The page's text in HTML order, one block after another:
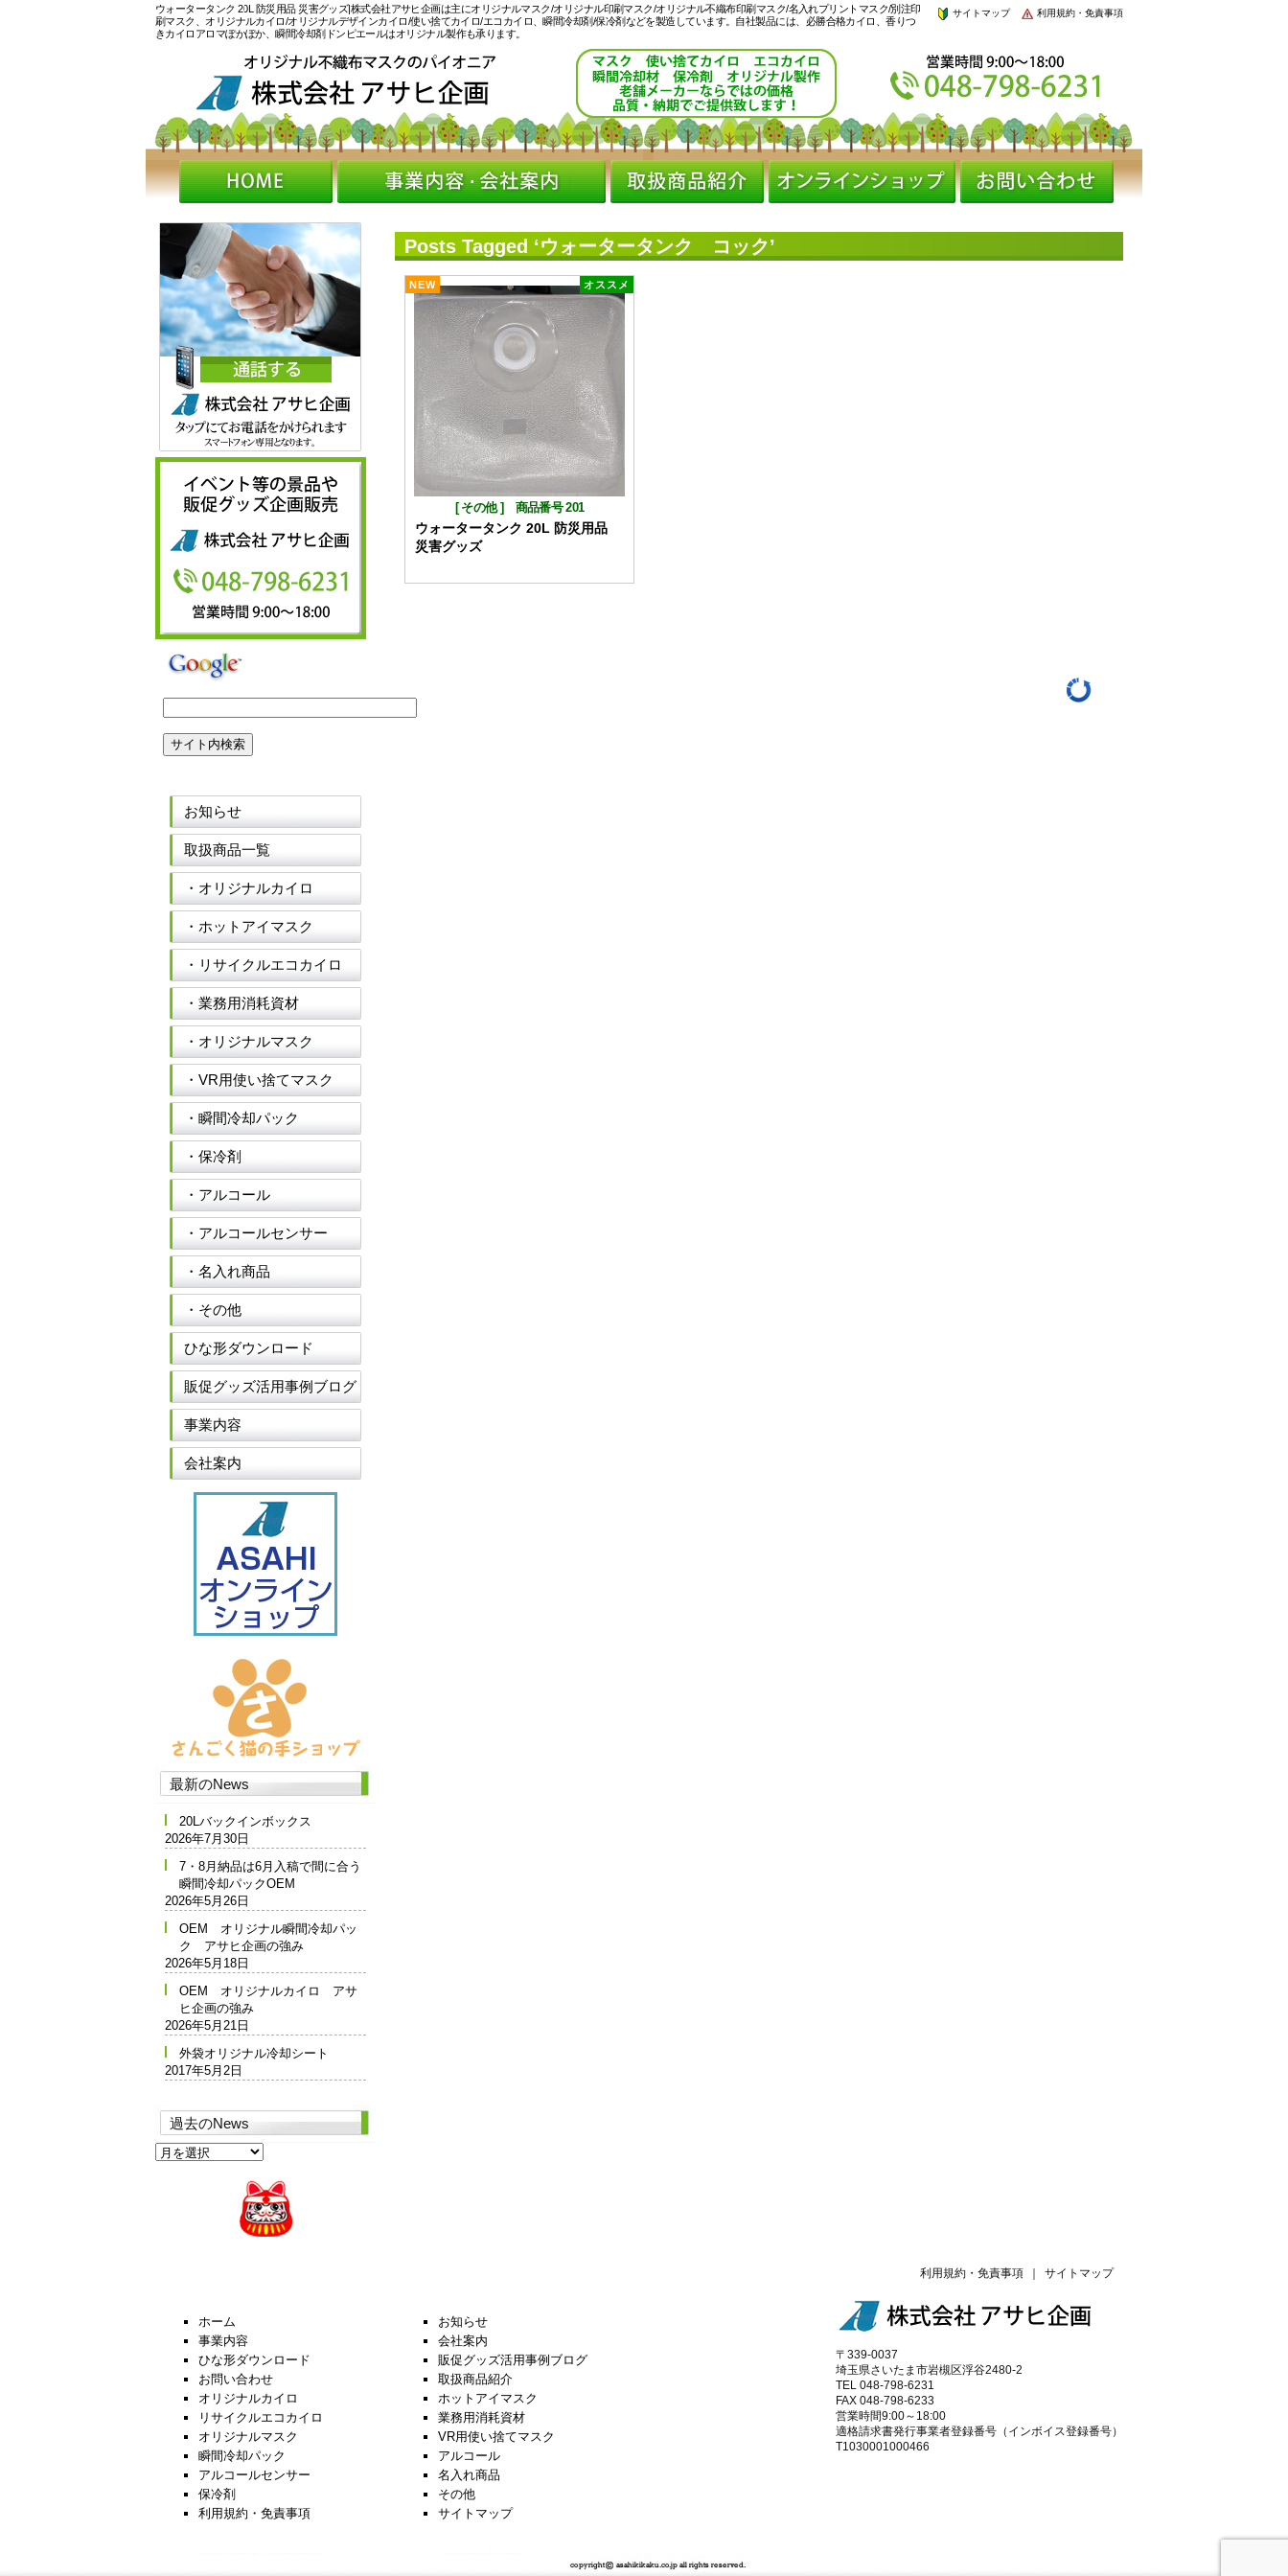
ウォータータンク 20L 防災用品 災害グッズ|株式会社アサヒ企画は主にオリジナルマスク/オリジナル印刷マスク/オリジナル不織布印刷マスク/名入れプリントマスク/別注印
刷マスク、オリジナルカイロ/オリジナルデザインカイロ/使い捨てカイロ/エコカイロ、瞬間冷却剤/保冷剤などを製造しています。自社製品には、必勝合格カイロ、香りつ
きカイロアロマぽかぽか、瞬間冷却剤ドンピエールはオリジナル製作も承ります。
利用規約・免責事項
サイトマップ
Posts Tagged ‘ウォータータンク コック’
NEW オススメ
[その他] 商品番号 201
ウォータータンク 20L 防災用品
災害グッズ
お知らせ
取扱商品一覧
・オリジナルカイロ
・ホットアイマスク
・リサイクルエコカイロ
・業務用消耗資材
・オリジナルマスク
・VR用使い捨てマスク
・瞬間冷却パック
・保冷剤
・アルコール
・アルコールセンサー
・名入れ商品
・その他
ひな形ダウンロード
販促グッズ活用事例ブログ
事業内容
会社案内
最新のNews
20Lバックインボックス
2026年7月30日
7・8月納品は6月入稿で間に合う
瞬間冷却パックOEM
2026年5月26日
OEM オリジナル瞬間冷却パッ
ク アサヒ企画の強み
2026年5月18日
OEM オリジナルカイロ アサ
ヒ企画の強み
2026年5月21日
外袋オリジナル冷却シート
2017年5月2日
過去のNews
過
ホーム
お知らせ
事業内容
会社案内
ひな形ダウンロード
販促グッズ活用事例ブログ
お問い合わせ
取扱商品紹介
オリジナルカイロ
ホットアイマスク
リサイクルエコカイロ
業務用消耗資材
オリジナルマスク
VR用使い捨てマスク
瞬間冷却パック
アルコール
アルコールセンサー
名入れ商品
保冷剤
その他
利用規約・免責事項
サイトマップ
サイトマップ
利用規約・免責事項
〒339-0037
埼玉県さいたま市岩槻区浮谷2480-2
TEL 048-798-6231
FAX 048-798-6233
営業時間9:00～18:00
適格請求書発行事業者登録番号（インボイス登録番号）
T1030001000466